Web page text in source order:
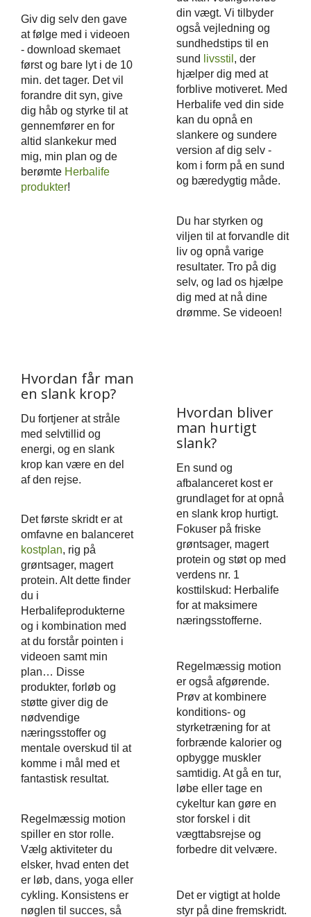
Giv dig selv den gave
at følge med i videoen
- download skemaet
først og bare lyt i de 10
min. det tager. Det vil
forandre dit syn, give
dig håb og styrke til at
gennemfører en for
altid slankekur med
mig, min plan og de
berømte Herbalife
produkter!
din vægt. Vi tilbyder
også vejledning og
sundhedstips til en
sund
livsstil , der
hjælper dig med at
forblive motiveret. Med
Herbalife ved din side
kan du opnå en
slankere og sundere
version af dig selv -
kom i form på en sund
og bæredygtig måde.
Du har styrken og
viljen til at forvandle dit
liv og opnå varige
resultater. Tro på dig
selv, og lad os hjælpe
dig med at nå dine
drømme. Se videoen!
Hvordan får man
en slank krop?
Du fortjener at stråle
med selvtillid og
energi, og en slank
krop kan være en del
af den rejse.
Det første skridt er at
omfavne en balanceret
kostplan, rig på
grøntsager, magert
protein. Alt dette finder
du i
Herbalifeprodukterne
og i kombination med
at du forstår pointen i
videoen samt min
plan… Disse
produkter, forløb og
støtte giver dig de
nødvendige
næringsstoffer og
mentale overskud til at
komme i mål med et
fantastisk resultat.
Regelmæssig motion
spiller en stor rolle.
Vælg aktiviteter du
elsker, hvad enten det
er løb, dans, yoga eller
cykling. Konsistens er
nøglen til succes, så
Hvordan bliver
man hurtigt
slank?
En sund og
afbalanceret kost er
grundlaget for at opnå
en slank krop hurtigt.
Fokuser på friske
grøntsager, magert
protein og støt op med
verdens nr. 1
kosttilskud: Herbalife
for at maksimere
næringsstofferne.
Regelmæssig motion
er også afgørende.
Prøv at kombinere
konditions- og
styrketræning for at
forbrænde kalorier og
opbygge muskler
samtidig. At gå en tur,
løbe eller tage en
cykeltur kan gøre en
stor forskel i dit
vægttabsrejse og
forbedre dit velvære.
Det er vigtigt at holde
styr på dine fremskridt.